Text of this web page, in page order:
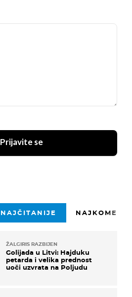
Prijavite se
NAJČITANIJE
ŽALGIRIS RAZBIJEN
Golijada u Litvi: Hajduku
petarda i velika prednost
uoči uzvrata na Poljudu